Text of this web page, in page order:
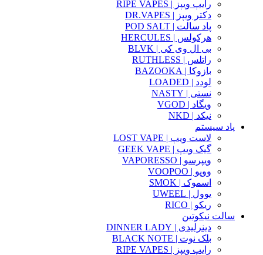
رایپ ویپز | RIPE VAPES
دکتر ویپز | DR.VAPES
پاد سالت | POD SALT
هرکولس | HERCULES
بی ال وی کی | BLVK
راتلس | RUTHLESS
بازوکا | BAZOOKA
لودد | LOADED
نستی | NASTY
ویگاد | VGOD
نیکد | NKD
پاد سیستم
لاست ویپ | LOST VAPE
گیک ویپ | GEEK VAPE
ویپرسو | VAPORESSO
ووپو | VOOPOO
اسموک | SMOK
یوول | UWEEL
ریکو | RICO
سالت نیکوتین
دینرلیدی | DINNER LADY
بلک نوت | BLACK NOTE
رایپ ویپز | RIPE VAPES